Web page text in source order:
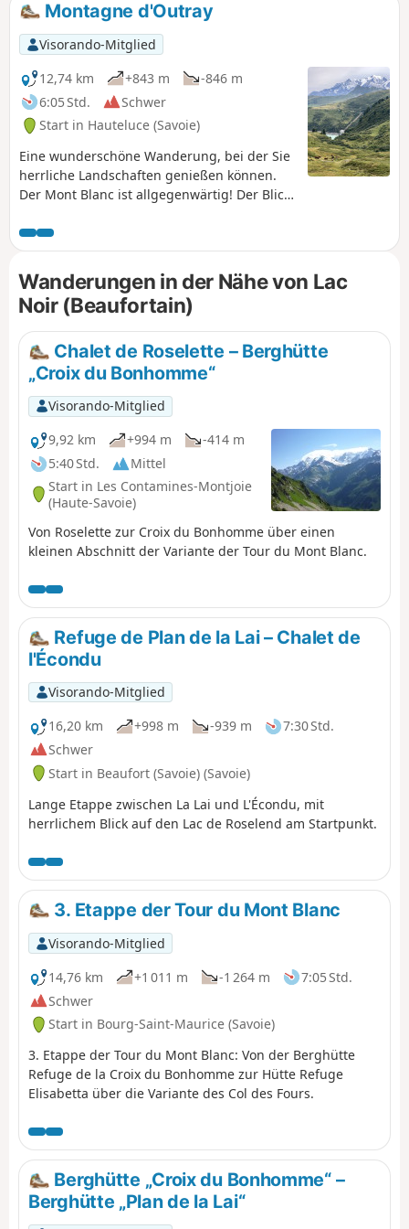
Montagne d'Outray
Visorando-Mitglied
12,74 km
+843 m
-846 m
6:05 Std.
Schwer
Start in Hauteluce (Savoie)
Eine wunderschöne Wanderung, bei der Sie
herrliche Landschaften genießen können.
Der Mont Blanc ist allgegenwärtig! Der Blick
ist ebenfalls einen Abstecher wert.
Wanderungen in der Nähe von Lac
Noir (Beaufortain)
Chalet de Roselette – Berghütte
„Croix du Bonhomme“
Visorando-Mitglied
9,92 km
+994 m
-414 m
5:40 Std.
Mittel
Start in Les Contamines-Montjoie
(Haute-Savoie)
Von Roselette zur Croix du Bonhomme über einen
kleinen Abschnitt der Variante der Tour du Mont Blanc.
Refuge de Plan de la Lai – Chalet de
l'Écondu
Visorando-Mitglied
16,20 km
+998 m -939 m
7:30 Std.
Schwer
Start in Beaufort (Savoie) (Savoie)
Lange Etappe zwischen La Lai und L'Écondu, mit
herrlichem Blick auf den Lac de Roselend am Startpunkt.
3. Etappe der Tour du Mont Blanc
Visorando-Mitglied
14,76 km
+1 011 m -1 264 m
7:05 Std.
Schwer
Start in Bourg-Saint-Maurice (Savoie)
3. Etappe der Tour du Mont Blanc: Von der Berghütte
Refuge de la Croix du Bonhomme zur Hütte Refuge
Elisabetta über die Variante des Col des Fours.
Berghütte „Croix du Bonhomme“ –
Berghütte „Plan de la Lai“